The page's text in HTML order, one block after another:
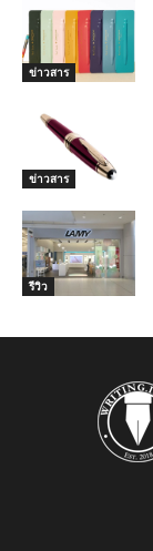
ข่าวสาร
ข่าวสาร
รีวิว